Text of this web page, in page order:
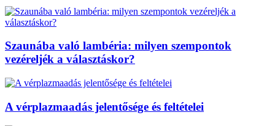
Szaunába való lambéria: milyen szempontok
vezéreljék a választáskor?
A vérplazmaadás jelentősége és feltételei